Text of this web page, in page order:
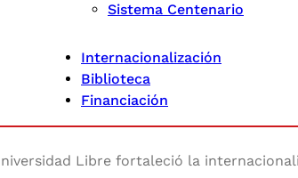
Sistema Centenario
Internacionalización
Biblioteca
Financiación
Libre fortaleció la